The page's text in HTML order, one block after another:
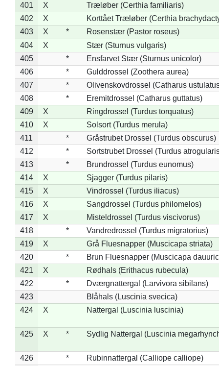
401
X
Træløber (Certhia familiaris)
402
X
Korttået Træløber (Certhia
403
X *
Rosenstær (Pastor roseus)
404
X
Stær (Sturnus vulgaris)
405
*
Ensfarvet Stær (Sturnus unicolor)
406
*
Gulddrossel (Zoothera aurea)
407
*
Olivenskovdrossel (Catharus
408
*
Eremitdrossel (Catharus guttatus)
409
X
Ringdrossel (Turdus torquatus)
410
X
Solsort (Turdus merula)
411
*
Gråstrubet Drossel (Turdus obscurus)
412
*
Sortstrubet Drossel (Turdus
413
*
Brundrossel (Turdus eunomus)
414
X
Sjagger (Turdus pilaris)
415
X
Vindrossel (Turdus iliacus)
416
X
Sangdrossel (Turdus philomelos)
417
X
Misteldrossel (Turdus viscivorus)
418
*
Vandredrossel (Turdus migratorius)
419
X
Grå Fluesnapper (Muscicapa striata)
420
*
Brun Fluesnapper (Muscicapa
421
X
Rødhals (Erithacus rubecula)
422
*
Dværgnattergal (Larvivora sibilans)
423
Blåhals (Luscinia svecica)
424
X Nattergal (Luscinia luscinia)
425 X * Sydlig Nattergal (Luscinia
426 *
Rubinnattergal (Calliope calliope)